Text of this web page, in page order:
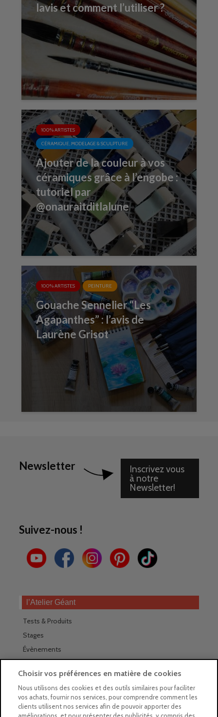
lavis et comment l’utiliser ?
100% ARTISTES
CÉRAMIQUE, MODELAGE & SCULPTURE
Ajouter de la couleur à vos
céramiques grâce à l’engobe :
tutoriel par
@onauraitditlalune
100% ARTISTES PEINTURE
Gouache Sennelier “Les
Agapanthes” : l’avis de
Laurène Grisot
Newsletter
Inscrivez vous
à notre
Newsletter!
Suivez-nous !
l’Atelier Géant
Tests & Produits
Stages
Évènements
Trouver nos magasins
La newsletter des magasins
Choisir vos préférences en matière de cookies
Nous utilisons des cookies et des outils similaires pour faciliter
vos achats, fournir nos services, pour comprendre comment les
clients utilisent nos services afin de pouvoir apporter des